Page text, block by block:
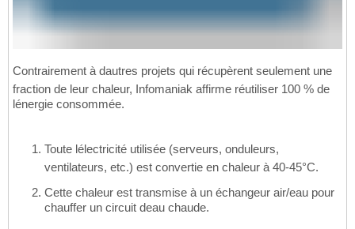
Contrairement à dautres projets qui récupèrent seulement une
fraction de leur chaleur, Infomaniak affirme réutiliser 100 % de
lénergie consommée.
Toute lélectricité utilisée (serveurs, onduleurs,
ventilateurs, etc.) est convertie en chaleur à 40-45°C.
Cette chaleur est transmise à un échangeur air/eau pour
chauffer un circuit deau chaude.